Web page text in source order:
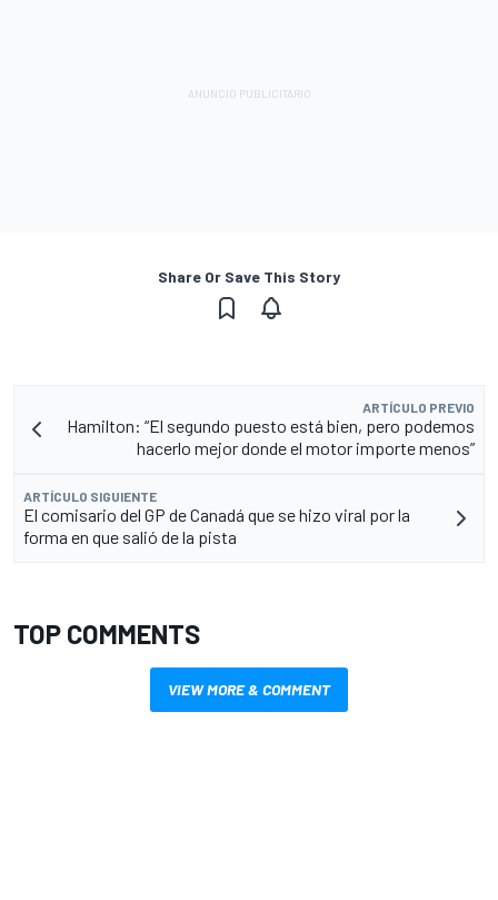
Share Or Save This Story
ARTÍCULO PREVIO
Hamilton: “El segundo puesto está bien, pero podemos
hacerlo mejor donde el motor importe menos”
ARTÍCULO SIGUIENTE
El comisario del GP de Canadá que se hizo viral por la
forma en que salió de la pista
TOP COMMENTS
VIEW MORE & COMMENT